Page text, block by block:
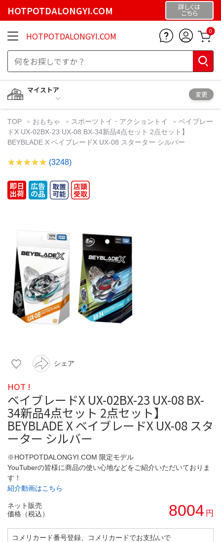
HOTPOTDALONGYI.COM 詳しくは
こちら
HOTPOTDALONGYI.COM 0
マイストア
変更
TOP おもちゃ スポーツトイ・アクショントイ
ベイブレー
ドX UX-02BX-23 UX-08 BX-34新品4点セット 2点セット】
BEYBLADE X ベイブレードX UX-08 スターター シルバー
(3248)
シェア
HOT !
ベイブレードX UX-02BX-23 UX-08 BX-
34新品4点セット 2点セット】
BEYBLADE X ベイブレードX UX-08 スタ
ーター シルバー
※HOTPOTDALONGYI.COM 限定モデル
YouTuberの皆様に商品の使い心地などをご紹介いただいておりま
す！
紹介動画はこちら
ネット販売
価格（税込）
8004 円
コメリカード番号登録、コメリカードでお支払いで